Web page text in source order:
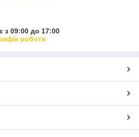
з 09:00 до 17:00
роботи